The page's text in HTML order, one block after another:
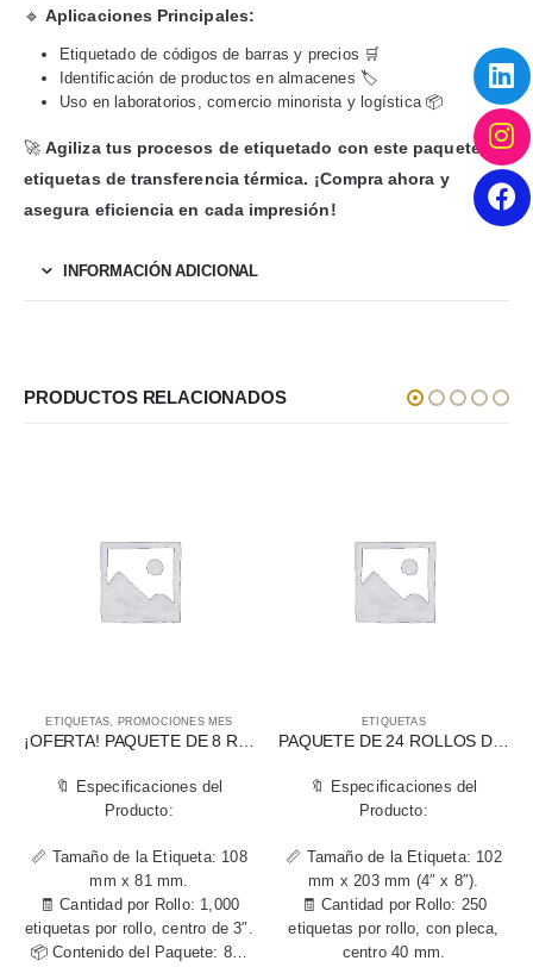
🔹Aplicaciones Principales:
Etiquetado de códigos de barras y precios 🛒
Identificación de productos en almacenes 🏷️
Uso en laboratorios, comercio minorista y logística 📦
🚀Agiliza tus procesos de etiquetado con este paquete de
etiquetas de transferencia térmica. ¡Compra ahora y
asegura eficiencia en cada impresión!
INFORMACIÓN ADICIONAL
PRODUCTOS RELACIONADOS
ETIQUETAS PROMOCIONES MES
🔖 Especificaciones del
Producto:
📏 Tamaño de la Etiqueta: 108
mm x 81 mm.
🧾 Cantidad por Rollo: 1,000
etiquetas por rollo, centro de 3″.
📦 Contenido del Paquete: 8…
ETIQUETAS
🔖 Especificaciones del
Producto:
📏 Tamaño de la Etiqueta: 102
mm x 203 mm (4″ x 8″).
🧾 Cantidad por Rollo: 250
etiquetas por rollo, con pleca,
centro 40 mm.